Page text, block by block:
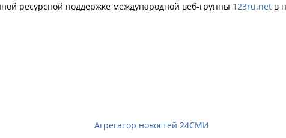
ресурсной поддержке международной веб-группы 123ru.net в
Агрегатор новостей 24СМИ